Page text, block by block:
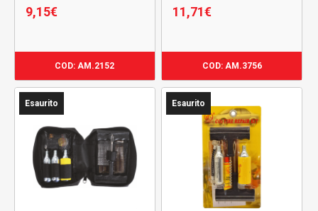
9,15€
COD: AM.2152
11,71€
COD: AM.3756
Esaurito Esaurito